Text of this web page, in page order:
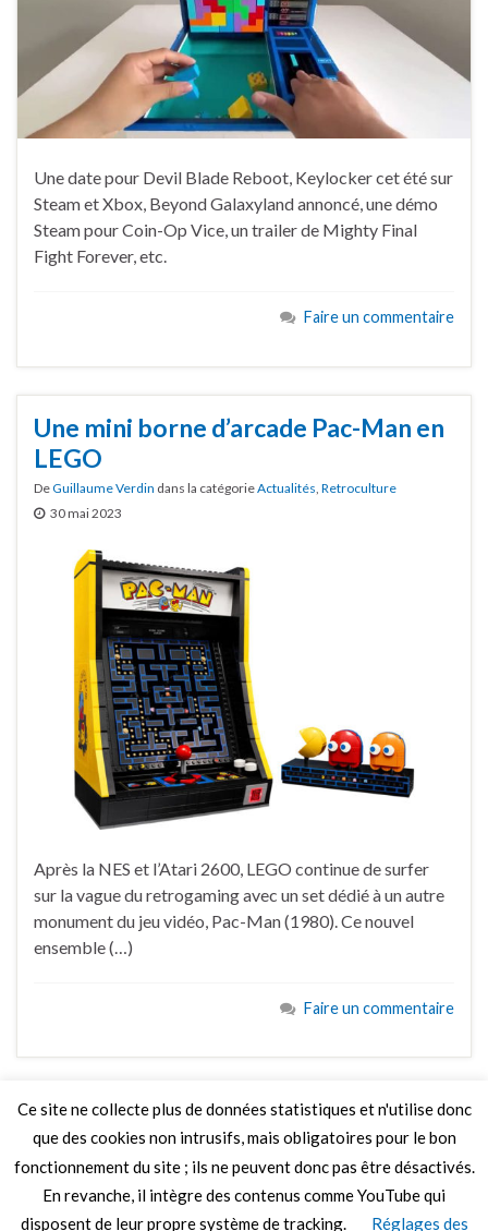
Une date pour Devil Blade Reboot, Keylocker cet été sur
Steam et Xbox, Beyond Galaxyland annoncé, une démo
Steam pour Coin-Op Vice, un trailer de Mighty Final
Fight Forever, etc.
Faire un commentaire
Une mini borne d’arcade Pac-Man en
LEGO
DeGuillaume Verdin dans la catégorieActualités Retroculture
30 mai 2023
Après la NES et l’Atari 2600, LEGO continue de surfer
sur la vague du retrogaming avec un set dédié à un autre
monument du jeu vidéo, Pac-Man (1980). Ce nouvel
ensemble (…)
Faire un commentaire
LIRE PLUS
Ce site ne collecte plus de données statistiques et n'utilise donc
que des cookies non intrusifs, mais obligatoires pour le bon
fonctionnement du site ; ils ne peuvent donc pas être désactivés.
En revanche, il intègre des contenus comme YouTube qui
disposent de leur propre système de tracking.
Réglages des